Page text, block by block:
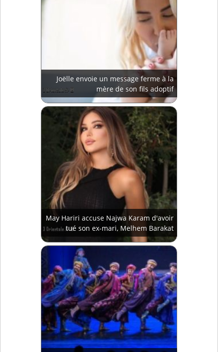
Joëlle envoie un message ferme à la
mère de son fils adoptif
May Hariri accuse Najwa Karam d'avoir
tué son ex-mari, Melhem Barakat